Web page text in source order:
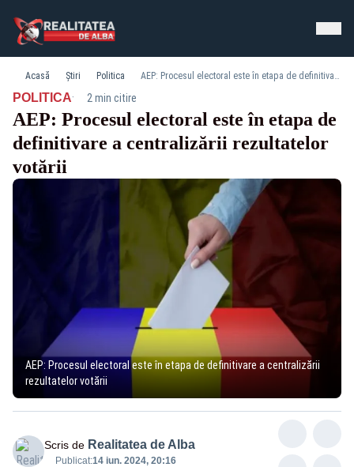
Acasă Știri Politica AEP: Procesul electoral este în etapa de definitivare a centralizării rezultatelor votării
POLITICA· 2 min citire
AEP: Procesul electoral este în etapa de
definitivare a centralizării rezultatelor
votării
AEP: Procesul electoral este în etapa de definitivare a centralizării
rezultatelor votării
Scris de Realitatea de Alba
Publicat:14 iun. 2024, 20:16